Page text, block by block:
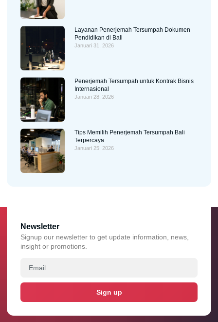
Layanan Penerjemah Tersumpah Dokumen
Pendidikan di Bali
Januari 31, 2026
Penerjemah Tersumpah untuk Kontrak Bisnis
Internasional
Januari 28, 2026
Tips Memilih Penerjemah Tersumpah Bali
Terpercaya
Januari 25, 2026
Newsletter
Signup our newsletter to get update information, news,
insight or promotions.
Sign up